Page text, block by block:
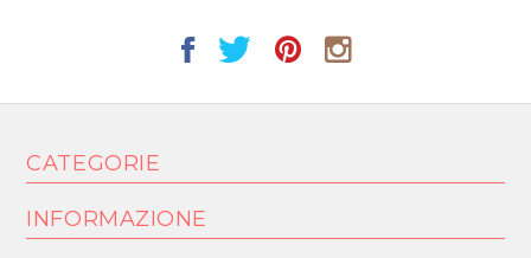
CATEGORIE
INFORMAZIONE